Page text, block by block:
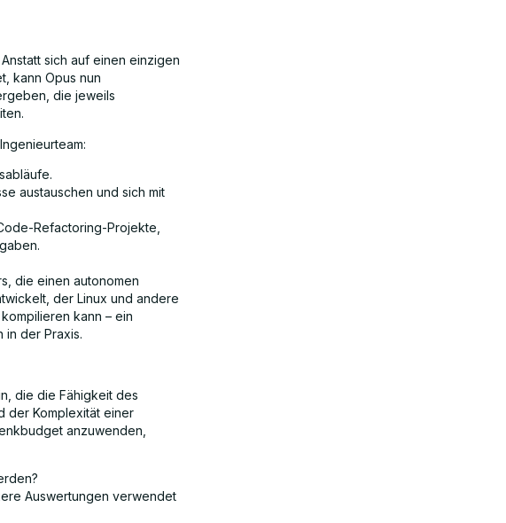
sich auf einen einzigen
kann Opus nun
die jeweils
austauschen und sich mit
Refactoring-Projekte,
die einen autonomen
der Linux und andere
kann – ein
in der Praxis.
die die Fähigkeit des
der Komplexität einer
anzuwenden,
Auswertungen verwendet